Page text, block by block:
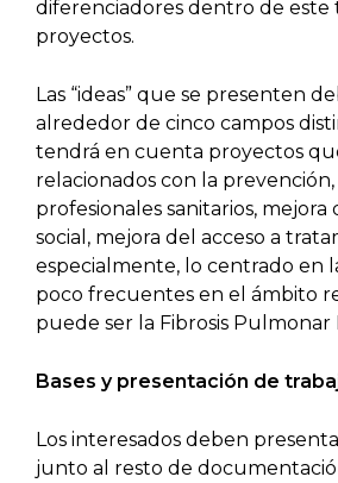
diferenciadores dentro de este
proyectos.
Las “ideas” que se presenten
alrededor de cinco campos
tendrá en cuenta proyectos
relacionados con la
profesionales sanitarios, mejora
social, mejora del acceso a
especialmente, lo centrado en
poco frecuentes en el ámbito
puede ser la Fibrosis Pulmonar
Bases y presentación de
Los interesados deben
junto al resto de